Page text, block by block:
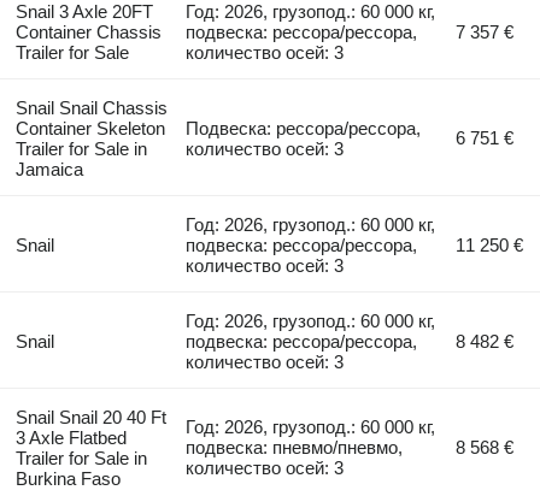
Snail 3 Axle 20FT
Container Chassis
Trailer for Sale
Год: 2026, грузопод.: 60 000 кг,
подвеска: рессора/рессора,
количество осей: 3
7 357 €
Snail Snail Chassis
Container Skeleton
Trailer for Sale in
Jamaica
Подвеска: рессора/рессора,
количество осей: 3
6 751 €
Snail
Год: 2026, грузопод.: 60 000 кг,
подвеска: рессора/рессора,
количество осей: 3
11 250 €
Snail
Год: 2026, грузопод.: 60 000 кг,
подвеска: рессора/рессора,
количество осей: 3
8 482 €
Snail Snail 20 40 Ft
3 Axle Flatbed
Trailer for Sale in
Burkina Faso
Год: 2026, грузопод.: 60 000 кг,
подвеска: пневмо/пневмо,
количество осей: 3
8 568 €